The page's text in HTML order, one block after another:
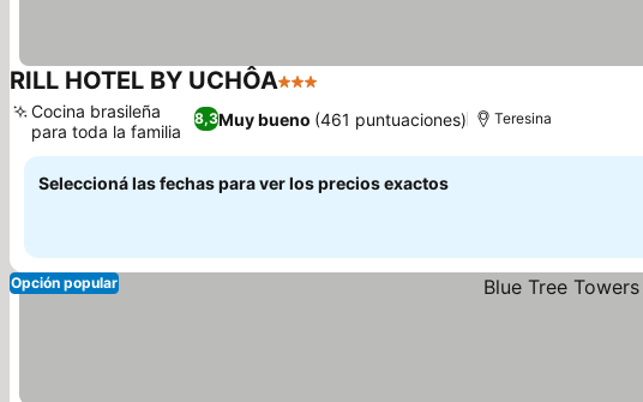
RILL HOTEL BY UCHÔA3 Estrellas
8,3Muy bueno (461 puntuaciones)
Cocina brasileña
para toda la familia
Teresina
Seleccioná las fechas para ver los precios exactos
Opción popular